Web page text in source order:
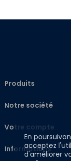
En
acceptez
d'améliorer
Produits
Notre société
Votre compte
Informations